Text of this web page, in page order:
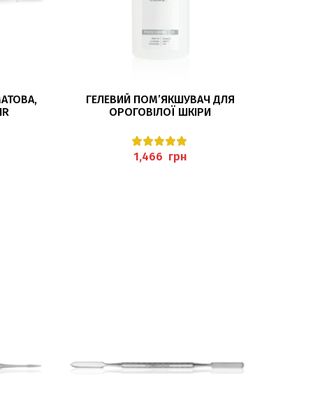
ДОДАТИ В КОШИК
ГЕЛЕВИЙ ПОМ’ЯКШУВАЧ ДЛЯ
ОРОГОВІЛОЇ ШКІРИ
PEDIBAEHR
грн